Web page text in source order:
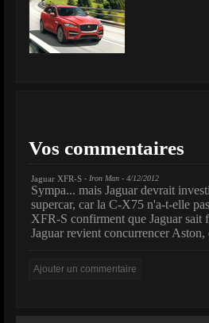
Vos commentaires
Jaguar XFR-S - Iron Man - 4/12/2012
Sympa... mais Jaguar devrait
supercar, car la C-X75 n'a-t-elle
XFR-S confirment que Jaguar sait
Jaguar revient concurrencer